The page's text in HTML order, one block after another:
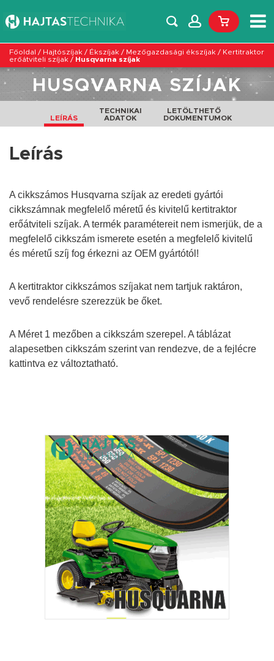
Főoldal / Hajtószíjak / Ékszíjak / Mezőgazdasági ékszíjak / Kertitraktor
erőátviteli szíjak / Husqvarna szíjak
HUSQVARNA SZÍJAK
LEÍRÁS
TECHNIKAI
ADATOK
LETÖLTHETŐ
DOKUMENTUMOK
Leírás
A cikkszámos Husqvarna szíjak az eredeti gyártói
cikkszámnak megfelelő méretű és kivitelű kertitraktor
erőátviteli szíjak. A termék paramétereit nem ismerjük, de a
megfelelő cikkszám ismerete esetén a megfelelő kivitelű
és méretű szíj fog érkezni az OEM gyártótól!
A kertitraktor cikkszámos szíjakat nem tartjuk raktáron,
vevő rendelésre szerezzük be őket.
A Méret 1 mezőben a cikkszám szerepel. A táblázat
alapesetben cikkszám szerint van rendezve, de a fejlécre
kattintva ez változtatható.